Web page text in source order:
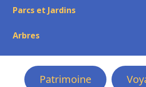
Parcs et Jardins
Arbres
Patrimoine